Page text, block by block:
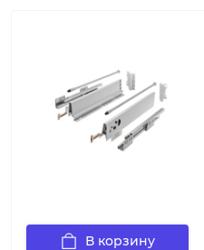
В корзину